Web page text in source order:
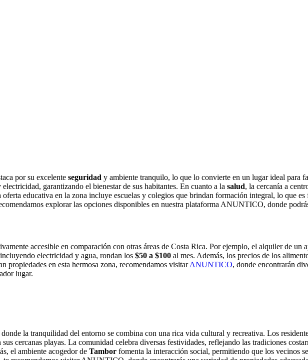
por su excelente seguridad y ambiente tranquilo, lo que lo convierte en un lugar ideal para
garantizando el bienestar de sus habitantes. En cuanto a la salud, la cercanía a
educativa en la zona incluye escuelas y colegios que brindan formación integral, lo que
explorar las opciones disponibles en nuestra plataforma ANUNTICO, donde
accesible en comparación con otras áreas de Costa Rica. Por ejemplo, el alquiler de un
electricidad y agua, rondan los $50 a $100 al mes. Además, los precios de los
propiedades en esta hermosa zona, recomendamos visitarANUNTICO, donde encontrarán
lugar.
la tranquilidad del entorno se combina con una rica vida cultural y recreativa. Los
cercanas playas. La comunidad celebra diversas festividades, reflejando las tradiciones
el ambiente acogedor de Tambor fomenta la interacción social, permitiendo que los vecinos